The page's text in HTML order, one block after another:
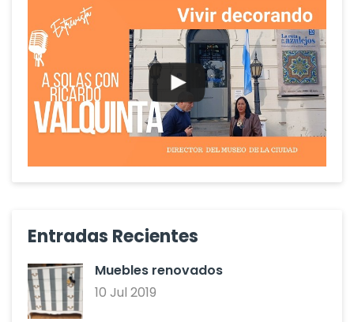
Entradas Recientes
Muebles renovados
10 Jul 2019